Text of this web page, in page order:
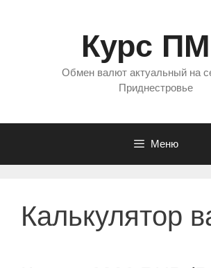
Курс
Обмен валют актуальный на
Приднестровье
Меню
Калькулятор